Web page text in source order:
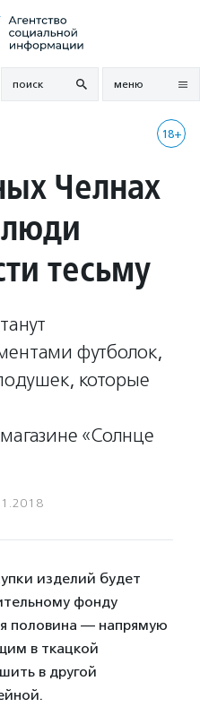
поиск меню
18+
Челнах
тесьму
футболок,
которые
«Солнце
изделий будет
фонду
половина — напрямую
в ткацкой
в другой